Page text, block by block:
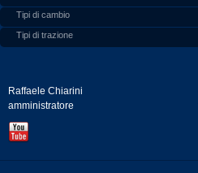
Tipi di cambio
Tipi di trazione
Raffaele Chiarini
amministratore